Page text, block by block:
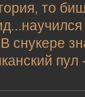
то
снукере
пул